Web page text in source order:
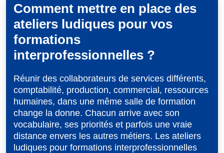
Comment mettre en place des
ateliers ludiques pour vos
formations
interprofessionnelles ?
Réunir des collaborateurs de services différents,
comptabilité, production, commercial, ressources
humaines, dans une même salle de formation
change la donne. Chacun arrive avec son
vocabulaire, ses priorités et parfois une vraie
distance envers les autres métiers. Les ateliers
ludiques pour formations interprofessionnelles